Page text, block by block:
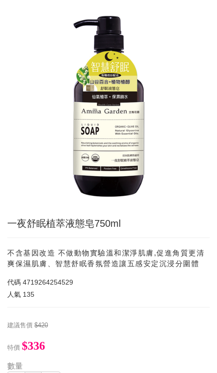
一夜舒眠植萃液態皂750ml
不含基因改造 不做動物實驗溫和潔淨肌膚,促進角質更清
爽保濕肌膚、智慧舒眠香氛營造讓五感安定沉浸分圍體
代碼 4719264254529
人氣 135
建議售價 $420
特價 $336
數量